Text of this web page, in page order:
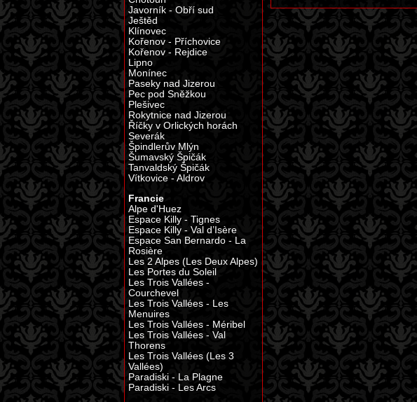
Javorník - Obří sud
Ještěd
Klínovec
Kořenov - Příchovice
Kořenov - Rejdice
Lipno
Monínec
Paseky nad Jizerou
Pec pod Sněžkou
Plešivec
Rokytnice nad Jizerou
Říčky v Orlických horách
Severák
Špindlerův Mlýn
Šumavský Špičák
Tanvaldský Špičák
Vítkovice - Aldrov
Francie
Alpe d'Huez
Espace Killy - Tignes
Espace Killy - Val d’Isère
Espace San Bernardo - La
Rosière
Les 2 Alpes (Les Deux Alpes)
Les Portes du Soleil
Les Trois Vallées -
Courchevel
Les Trois Vallées - Les
Menuires
Les Trois Vallées - Méribel
Les Trois Vallées - Val
Thorens
Les Trois Vallées (Les 3
Vallées)
Paradiski - La Plagne
Paradiski - Les Arcs